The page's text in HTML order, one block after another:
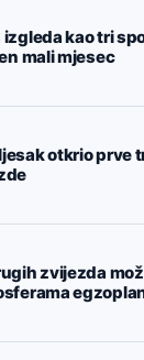
kao tri
mali mjesec
otkrio prve
zvijezda